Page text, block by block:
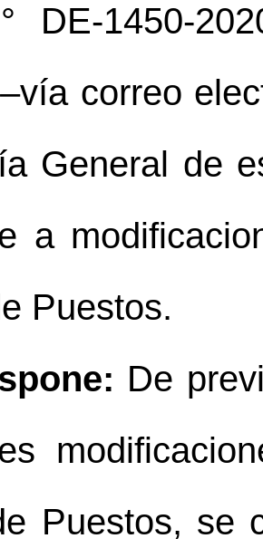
DE-1450-
–vía correo
General de
a
Puestos.
De
Puestos, se